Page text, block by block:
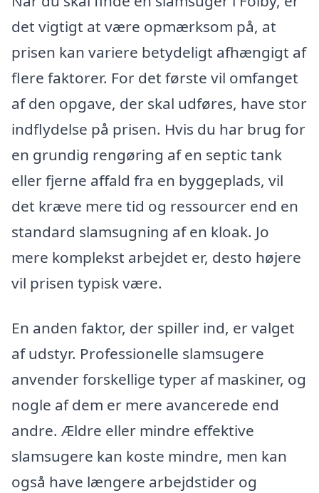
det vigtigt at være opmærksom på, at
prisen kan variere betydeligt afhængigt af
flere faktorer. For det første vil omfanget
af den opgave, der skal udføres, have stor
indflydelse på prisen. Hvis du har brug for
en grundig rengøring af en septic tank
eller fjerne affald fra en byggeplads, vil
det kræve mere tid og ressourcer end en
standard slamsugning af en kloak. Jo
mere komplekst arbejdet er, desto højere
vil prisen typisk være.
En anden faktor, der spiller ind, er valget
af udstyr. Professionelle slamsugere
anvender forskellige typer af maskiner, og
nogle af dem er mere avancerede end
andre. Ældre eller mindre effektive
slamsugere kan koste mindre, men kan
også have længere arbejdstider og